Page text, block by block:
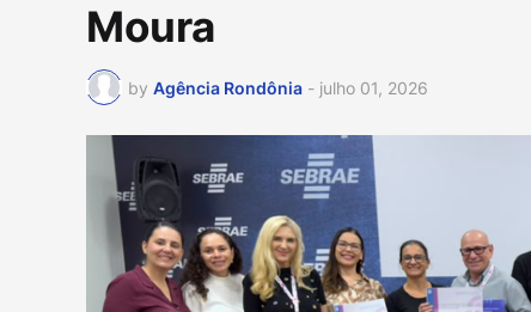
Moura
by Agência Rondônia - julho 01, 2026